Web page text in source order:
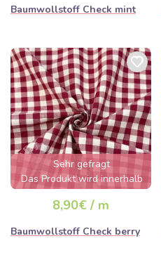
Baumwollstoff Check mint
Sehr gefragt
Das Produkt wird innerhalb
von wenigen Stunden
ausverkauft sein
8,90€ / m
Baumwollstoff Check berry